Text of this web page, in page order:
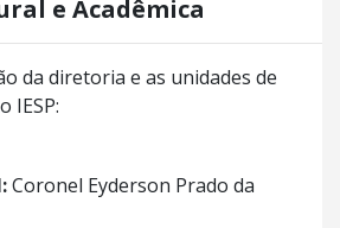
e Acadêmica
da diretoria e as unidades de
IESP:
Coronel Eyderson Prado da